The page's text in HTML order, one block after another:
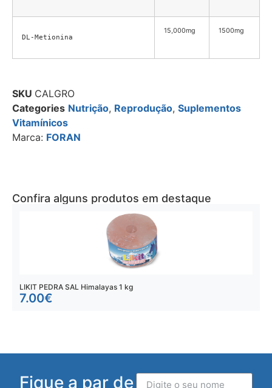
DL-Metionina
15,000mg 1500mg
SKU CALGRO
Categories Nutrição, Reprodução, Suplementos
Vitamínicos
Marca: FORAN
Confira alguns produtos em destaque
LIKIT PEDRA SAL Himalayas 1 kg
7.00€
Fique a par de